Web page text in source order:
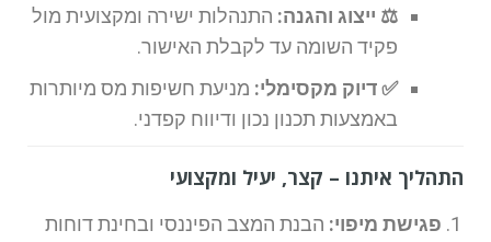
⚖️ ייצוג והגנה: התנהלות ישירה ומקצועית מול
פקיד השומה עד לקבלת האישור.
✅ דיוק מקסימלי: מניעת חשיפות מס מיותרות
באמצעות תכנון נכון ודיווח קפדני.
התהליך איתנו – קצר, יעיל ומקצועי
פגישת מיפוי: הבנת המצב הפיננסי ובחינת דוחות